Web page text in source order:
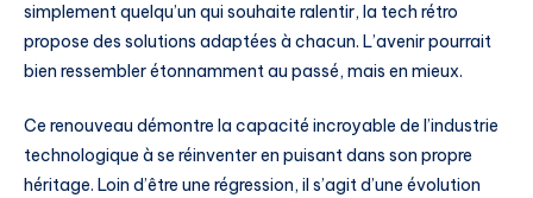
simplement quelqu’un qui souhaite ralentir, la tech rétro
propose des solutions adaptées à chacun. L’avenir pourrait
bien ressembler étonnamment au passé, mais en mieux.
Ce renouveau démontre la capacité incroyable de l’industrie
technologique à se réinventer en puisant dans son propre
héritage. Loin d’être une régression, il s’agit d’une évolution